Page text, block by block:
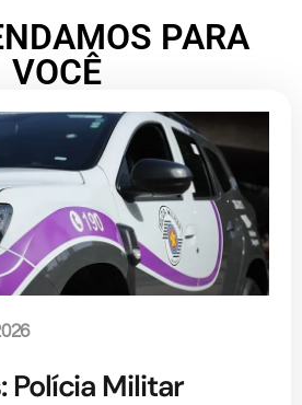
PARA
VOCÊ
Polícia Militar